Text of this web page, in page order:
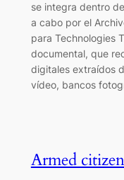
se integra dentro
a cabo por el
para Technologies
documental, que
digitales extraídos
vídeo, bancos
Armed citizen